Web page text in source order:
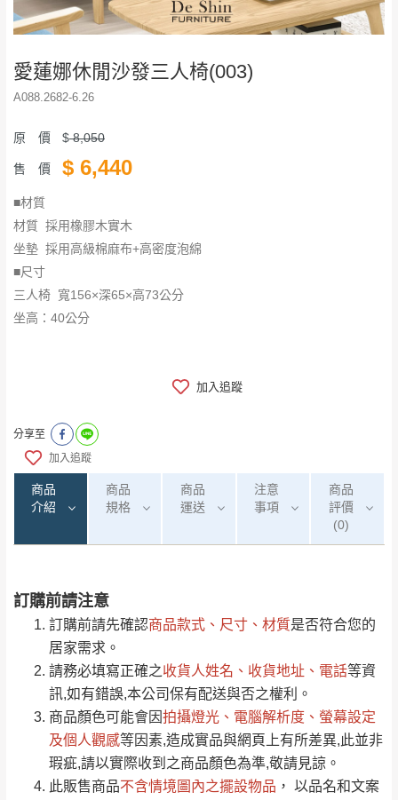
愛蓮娜休閒沙發三人椅(003)
A088.2682-6.26
原 價 $8,050
售 價 $ 6,440
■材質
材質 採用橡膠木實木
坐墊 採用高級棉麻布+高密度泡綿
■尺寸
三人椅 寬156×深65×高73公分
​​​​​​​坐高：40公分
加入追蹤
分享至
加入追蹤
商品
介紹
商品
規格
商品
運送
注意
事項
商品
評價
(0)
訂購前請注意
訂購前請先確認商品款式、尺寸、材質是否符合您的
居家需求。
請務必填寫正確之收貨人姓名、收貨地址、電話等資
訊,如有錯誤,本公司保有配送與否之權利。
商品顏色可能會因拍攝燈光、電腦解析度、螢幕設定
及個人觀感等因素,造成實品與網頁上有所差異,此並非
瑕疵,請以實際收到之商品顏色為準,敬請見諒。
此販售商品不含情境圖內之擺設物品 ， 以品名和文案
運 費 說 明
運送地區 運送費用
偏遠地區
（請先線上詢問 LINE
→@dershin ）
桃園 復興鄉
注意事項：
由於品項繁多，網頁無法及時更新，如有需
要購買商品，請於出發前來電或到「官方
Line客服」來信確認商品是否有「現貨」與
「金額」。
若商品價格或庫存有異常，商家有權取消訂
單。部分網路商品恕無法更改原設計或客製，敬請
見諒！
0/5 (0)筆
全部 依評論高至低排列
依評論低至高排列 只顯示附上圖片
只顯示附上評論